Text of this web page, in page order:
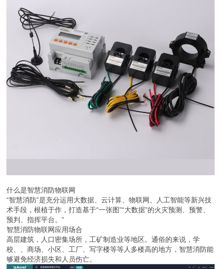
什么是智慧消防物联网
“智慧消防”是充分运用大数据、云计算、物联网、人工智能等新兴技
术手段，根植于作，打造基于“一张图”“大数据”的火灾预测、预警、
预判、指挥平台。”
智慧消防物联网应用场合
高层建筑，人口密集场所，工矿制造业等地区。通俗的来说，学
校、、商场、小区、工厂、写字楼等等人多楼高的地方，智慧消防能
够避免经济损失和人员伤亡。